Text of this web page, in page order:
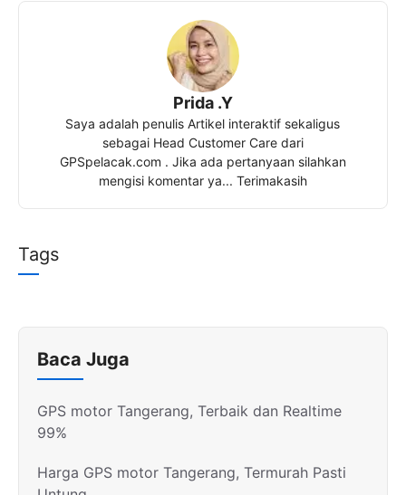
Prida .Y
Saya adalah penulis Artikel interaktif sekaligus
sebagai Head Customer Care dari
GPSpelacak.com . Jika ada pertanyaan silahkan
mengisi komentar ya... Terimakasih
Tags
Baca Juga
GPS motor Tangerang, Terbaik dan Realtime
99%
Harga GPS motor Tangerang, Termurah Pasti